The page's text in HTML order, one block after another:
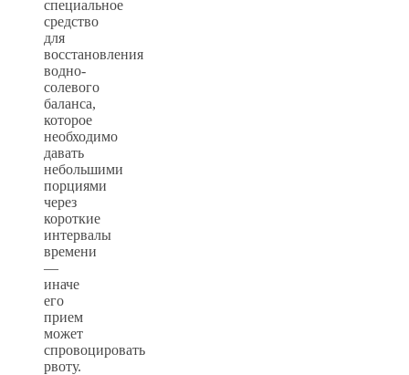
специальное
средство
для
восстановления
водно-
солевого
баланса,
которое
необходимо
давать
небольшими
порциями
через
короткие
интервалы
времени
—
иначе
его
прием
может
спровоцировать
рвоту.